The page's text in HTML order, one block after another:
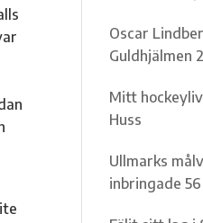
Oscar
Guldhjälmen
Mitt
Huss
Ullmarks
inbringade